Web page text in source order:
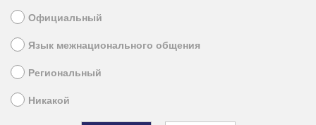
Официальный
Язык межнационального общения
Региональный
Никакой